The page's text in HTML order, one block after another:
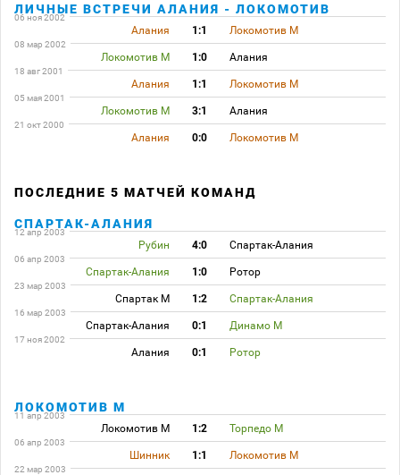
ЛИЧНЫЕ ВСТРЕЧИ АЛАНИЯ - ЛОКОМОТИВ
06 ноя 2002
Алания 1:1 Локомотив М
08 мар 2002
Локомотив М 1:0 Алания
18 авг 2001
Алания 1:1 Локомотив М
05 мая 2001
Локомотив М 3:1 Алания
21 окт 2000
Алания 0:0 Локомотив М
ПОСЛЕДНИЕ 5 МАТЧЕЙ КОМАНД
СПАРТАК-АЛАНИЯ
12 апр 2003
Рубин 4:0 Спартак-Алания
06 апр 2003
Спартак-Алания 1:0 Ротор
23 мар 2003
Спартак М 1:2 Спартак-Алания
16 мар 2003
Спартак-Алания 0:1 Динамо М
17 ноя 2002
Алания 0:1 Ротор
ЛОКОМОТИВ М
11 апр 2003
Локомотив М 1:2 Торпедо М
06 апр 2003
Шинник 1:1 Локомотив М
22 мар 2003